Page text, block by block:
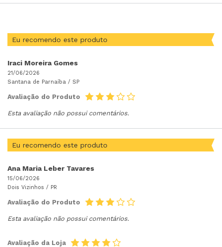
Eu recomendo este produto
Iraci Moreira Gomes
21/06/2026
Santana de Parnaíba / SP
Avaliação do Produto
Esta avaliação não possui comentários.
Eu recomendo este produto
Ana Maria Leber Tavares
15/06/2026
Dois Vizinhos / PR
Avaliação do Produto
Esta avaliação não possui comentários.
Avaliação da Loja